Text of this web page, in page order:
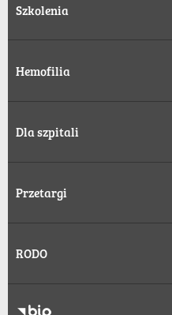
Szkolenia
Hemofilia
Dla szpitali
Przetargi
RODO